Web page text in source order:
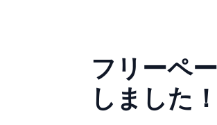
フリーペ
しました！